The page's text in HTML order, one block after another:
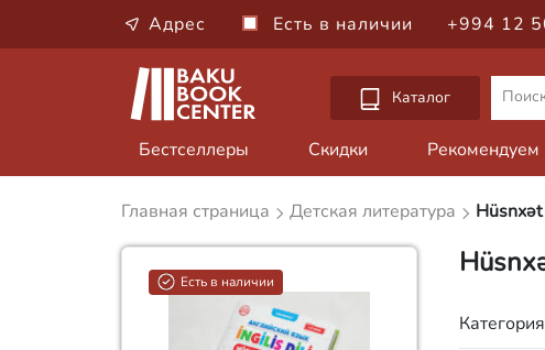
Адрес Есть в наличии +994 12
Каталог
Бестселлеры Скидки Рекомендуем
Главная страница Детская литература
Есть в наличии
Категория